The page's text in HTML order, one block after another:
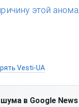
этой
Vesti-UA
в Google News